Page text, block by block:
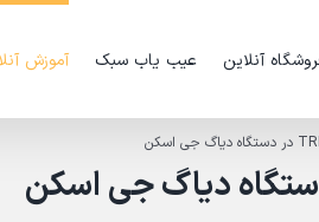
آنلاین عیب یاب سبک آموزش